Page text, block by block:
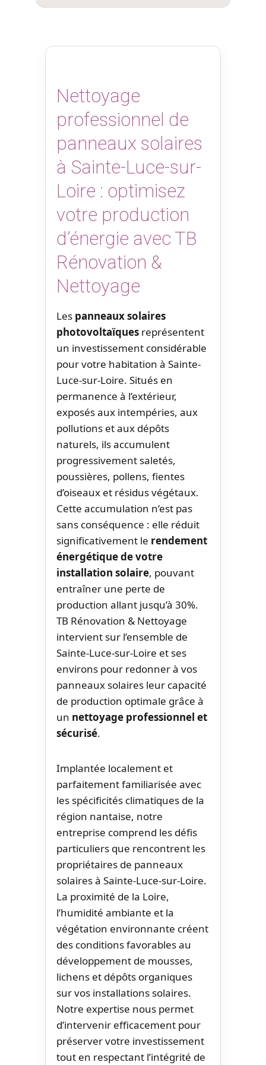
Nettoyage
professionnel de
panneaux solaires
à Sainte-Luce-sur-
Loire : optimisez
votre production
d’énergie avec TB
Rénovation &
Nettoyage
Les panneaux solaires
photovoltaïques représentent
un investissement considérable
pour votre habitation à Sainte-
Luce-sur-Loire. Situés en
permanence à l’extérieur,
exposés aux intempéries, aux
pollutions et aux dépôts
naturels, ils accumulent
progressivement saletés,
poussières, pollens, fientes
d’oiseaux et résidus végétaux.
Cette accumulation n’est pas
sans conséquence : elle réduit
significativement le rendement
énergétique de votre
installation solaire, pouvant
entraîner une perte de
production allant jusqu’à 30%.
TB Rénovation & Nettoyage
intervient sur l’ensemble de
Sainte-Luce-sur-Loire et ses
environs pour redonner à vos
panneaux solaires leur capacité
de production optimale grâce à
un nettoyage professionnel et
sécurisé.
Implantée localement et
parfaitement familiarisée avec
les spécificités climatiques de la
région nantaise, notre
entreprise comprend les défis
particuliers que rencontrent les
propriétaires de panneaux
solaires à Sainte-Luce-sur-Loire.
La proximité de la Loire,
l’humidité ambiante et la
végétation environnante créent
des conditions favorables au
développement de mousses,
lichens et dépôts organiques
sur vos installations solaires.
Notre expertise nous permet
d’intervenir efficacement pour
préserver votre investissement
tout en respectant l’intégrité de